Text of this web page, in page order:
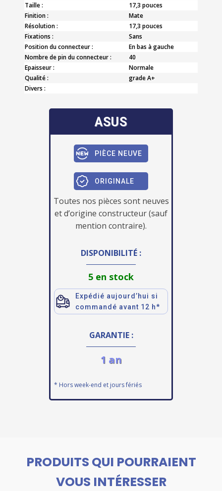
Taille :
17,3 pouces
Finition :
Mate
Résolution :
17,3 pouces
Fixations :
Sans
Position du connecteur :
En bas à gauche
Nombre de pin du connecteur :
40
Epaisseur :
Normale
Qualité :
grade A+
Divers :
ASUS
PIÈCE NEUVE
ORIGINALE
Toutes nos pièces sont neuves
et d’origine constructeur (sauf
mention contraire).
DISPONIBILITÉ :
5 en stock
Expédié aujourd’hui si
commandé avant 12 h*
GARANTIE :
1 an
* Hors week-end et jours fériés
PRODUITS QUI POURRAIENT
VOUS INTÉRESSER